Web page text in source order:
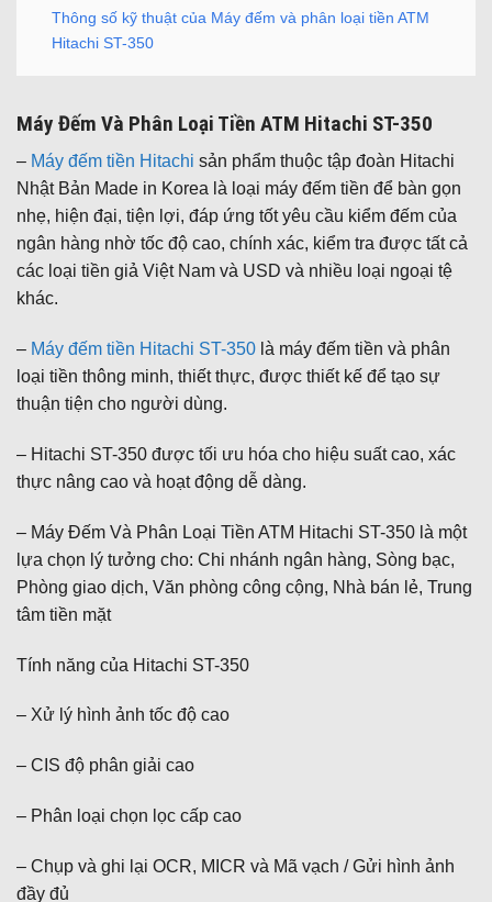
Thông số kỹ thuật của Máy đếm và phân loại tiền ATM
Hitachi ST-350
Máy Đếm Và Phân Loại Tiền ATM Hitachi ST-350
– Máy đếm tiền Hitachi sản phẩm thuộc tập đoàn Hitachi
Nhật Bản Made in Korea là loại máy đếm tiền để bàn gọn
nhẹ, hiện đại, tiện lợi, đáp ứng tốt yêu cầu kiểm đếm của
ngân hàng nhờ tốc độ cao, chính xác, kiểm tra được tất cả
các loại tiền giả Việt Nam và USD và nhiều loại ngoại tệ
khác.
– Máy đếm tiền Hitachi ST-350 là máy đếm tiền và phân
loại tiền thông minh, thiết thực, được thiết kế để tạo sự
thuận tiện cho người dùng.
– Hitachi ST-350 được tối ưu hóa cho hiệu suất cao, xác
thực nâng cao và hoạt động dễ dàng.
– Máy Đếm Và Phân Loại Tiền ATM Hitachi ST-350 là một
lựa chọn lý tưởng cho: Chi nhánh ngân hàng, Sòng bạc,
Phòng giao dịch, Văn phòng công cộng, Nhà bán lẻ, Trung
tâm tiền mặt
Tính năng của Hitachi ST-350
– Xử lý hình ảnh tốc độ cao
– CIS độ phân giải cao
– Phân loại chọn lọc cấp cao
– Chụp và ghi lại OCR, MICR và Mã vạch / Gửi hình ảnh
đầy đủ